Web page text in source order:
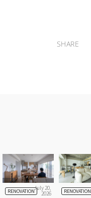
SHARE
RENOVATIONJuly 20,
2026 RENOVATION